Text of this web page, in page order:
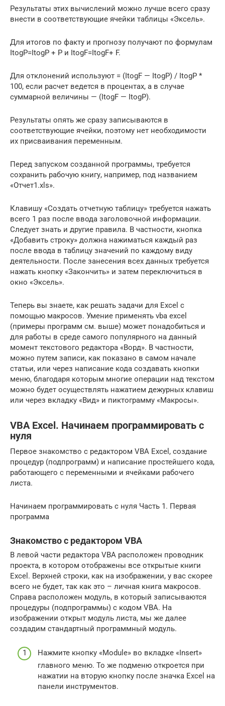
Результаты этих вычислений можно лучше всего сразу
внести в соответствующие ячейки таблицы «Эксель».
Для итогов по факту и прогнозу получают по формулам
ItogP=ItogP + P и ItogF=ItogF+ F.
Для отклонений используют = (ItogF — ItogP) / ItogP *
100, если расчет ведется в процентах, а в случае
суммарной величины — (ItogF — ItogP).
Результаты опять же сразу записываются в
соответствующие ячейки, поэтому нет необходимости
их присваивания переменным.
Перед запуском созданной программы, требуется
сохранить рабочую книгу, например, под названием
«Отчет1.xls».
Клавишу «Создать отчетную таблицу» требуется нажать
всего 1 раз после ввода заголовочной информации.
Следует знать и другие правила. В частности, кнопка
«Добавить строку» должна нажиматься каждый раз
после ввода в таблицу значений по каждому виду
деятельности. После занесения всех данных требуется
нажать кнопку «Закончить» и затем переключиться в
окно «Эксель».
Теперь вы знаете, как решать задачи для Excel с
помощью макросов. Умение применять vba excel
(примеры программ см. выше) может понадобиться и
для работы в среде самого популярного на данный
момент текстового редактора «Ворд». В частности,
можно путем записи, как показано в самом начале
статьи, или через написание кода создавать кнопки
меню, благодаря которым многие операции над текстом
можно будет осуществлять нажатием дежурных клавиш
или через вкладку «Вид» и пиктограмму «Макросы».
VBA Excel. Начинаем программировать с
нуля
Первое знакомство с редактором VBA Excel, создание
процедур (подпрограмм) и написание простейшего кода,
работающего с переменными и ячейками рабочего
листа.
Начинаем программировать с нуля Часть 1. Первая
программа
Знакомство с редактором VBA
В левой части редактора VBA расположен проводник
проекта, в котором отображены все открытые книги
Excel. Верхней строки, как на изображении, у вас скорее
всего не будет, так как это – личная книга макросов.
Справа расположен модуль, в который записываются
процедуры (подпрограммы) с кодом VBA. На
изображении открыт модуль листа, мы же далее
создадим стандартный программный модуль.
Нажмите кнопку «Module» во вкладке «Insert»
главного меню. То же подменю откроется при
нажатии на вторую кнопку после значка Excel на
панели инструментов.